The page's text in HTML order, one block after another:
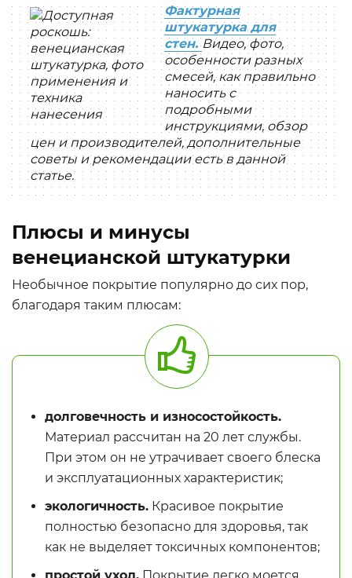
Фактурная
штукатурка для
стен.Видео, фото,
особенности разных
смесей, как правильно
наносить с
подробными
инструкциями, обзор
цен и производителей, дополнительные
советы и рекомендации есть в данной
статье.
Плюсы и минусы
венецианской штукатурки
Необычное покрытие популярно до сих пор,
благодаря таким плюсам:
долговечность и износостойкость.
Материал рассчитан на 20 лет службы.
При этом он не утрачивает своего блеска
и эксплуатационных характеристик;
экологичность. Красивое покрытие
полностью безопасно для здоровья, так
как не выделяет токсичных компонентов;